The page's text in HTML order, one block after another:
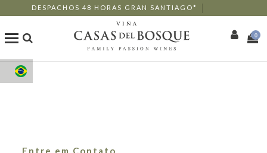
DESPACHOS 48 HORAS GRAN SANTIAGO*
Loja Online
0
Entre em Contato